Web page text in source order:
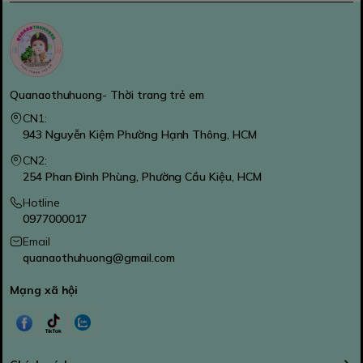
Quanaothuhuong- Thời trang trẻ em
CN1:
943 Nguyễn Kiệm Phường Hạnh Thông, HCM
CN2:
254 Phan Đình Phùng, Phường Cầu Kiệu, HCM
Hotline
0977000017
Email
quanaothuhuong@gmail.com
Mạng xã hội